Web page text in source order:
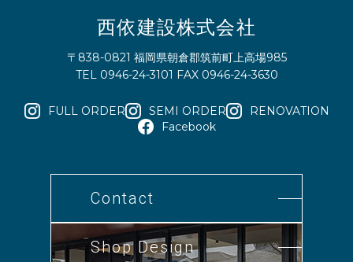
西依建設株式会社
〒838-0821 福岡県朝倉郡筑前町上高場985
TEL 0946-24-3101 FAX 0946-24-3630
FULL ORDER SEMI ORDER
RENOVATION
Facebook
Contact
Shop Design